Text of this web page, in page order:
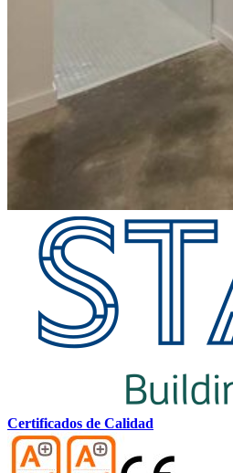
Certificados de Calidad